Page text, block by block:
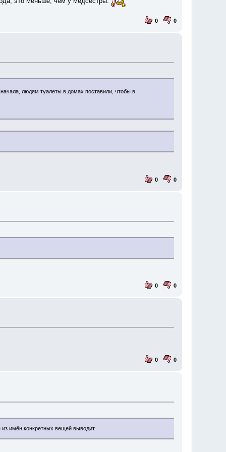
0 0
людям туалеты в домах поставили, чтобы в
0 0
0 0
0 0
имён конкретных вещей выводит.